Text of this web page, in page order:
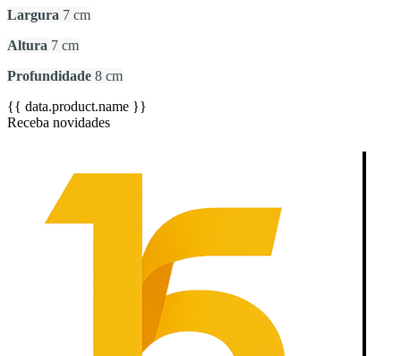
Largura 7 cm
Altura 7 cm
Profundidade 8 cm
{{ data.product.name }}
Receba novidades